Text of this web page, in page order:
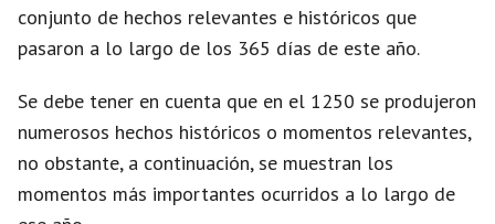
conjunto de hechos relevantes e históricos que
pasaron a lo largo de los 365 días de este año.
Se debe tener en cuenta que en el 1250 se produjeron
numerosos hechos históricos o momentos relevantes,
no obstante, a continuación, se muestran los
momentos más importantes ocurridos a lo largo de